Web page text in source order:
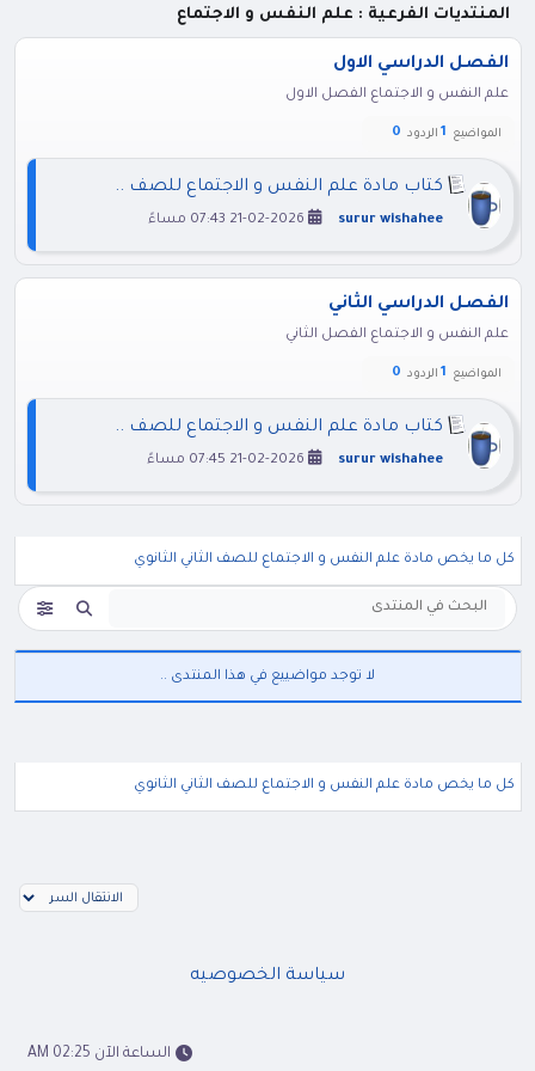
المنتديات الفرعية : علم النفس و الاجتماع
الفصل الدراسي الاول
علم النفس و الاجتماع الفصل الاول
المواضيع 1 الردود 0
كتاب مادة علم النفس و الاجتماع للصف ..
surur wishahee 21-02-2026 07:43 مساءً
الفصل الدراسي الثاني
علم النفس و الاجتماع الفصل الثاني
المواضيع 1 الردود 0
كتاب مادة علم النفس و الاجتماع للصف ..
surur wishahee 21-02-2026 07:45 مساءً
كل ما يخص مادة علم النفس و الاجتماع للصف الثاني الثانوي
لا توجد مواضييع في هذا المنتدى ..
كل ما يخص مادة علم النفس و الاجتماع للصف الثاني الثانوي
سياسة الخصوصيه
الساعة الآن 02:25 AM